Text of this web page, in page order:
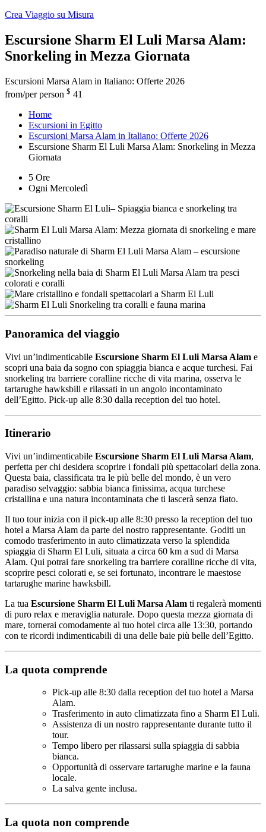
Crea Viaggio su Misura
Escursione Sharm El Luli Marsa Alam:
Snorkeling in Mezza Giornata
Escursioni Marsa Alam in Italiano: Offerte 2026
from/per person $ 41
Home
Escursioni in Egitto
Escursioni Marsa Alam in Italiano: Offerte 2026
Escursione Sharm El Luli Marsa Alam: Snorkeling in Mezza
Giornata
5 Ore
Ogni Mercoledì
Panoramica del viaggio
Vivi un’indimenticabile Escursione Sharm El Luli Marsa Alam e
scopri una baia da sogno con spiaggia bianca e acque turchesi. Fai
snorkeling tra barriere coralline ricche di vita marina, osserva le
tartarughe hawksbill e rilassati in un angolo incontaminato
dell’Egitto. Pick-up alle 8:30 dalla reception del tuo hotel.
Itinerario
Vivi un’indimenticabile Escursione Sharm El Luli Marsa Alam,
perfetta per chi desidera scoprire i fondali più spettacolari della zona.
Questa baia, classificata tra le più belle del mondo, è un vero
paradiso selvaggio: sabbia bianca finissima, acqua turchese
cristallina e una natura incontaminata che ti lascerà senza fiato.
Il tuo tour inizia con il pick-up alle 8:30 presso la reception del tuo
hotel a Marsa Alam da parte del nostro rappresentante. Goditi un
comodo trasferimento in auto climatizzata verso la splendida
spiaggia di Sharm El Luli, situata a circa 60 km a sud di Marsa
Alam. Qui potrai fare snorkeling tra barriere coralline ricche di vita,
scoprire pesci colorati e, se sei fortunato, incontrare le maestose
tartarughe marine hawksbill.
La tua Escursione Sharm El Luli Marsa Alam ti regalerà momenti
di puro relax e meraviglia naturale. Dopo questa mezza giornata di
mare, tornerai comodamente al tuo hotel circa alle 13:30, portando
con te ricordi indimenticabili di una delle baie più belle dell’Egitto.
La quota comprende
Pick-up alle 8:30 dalla reception del tuo hotel a Marsa
Alam.
Trasferimento in auto climatizzata fino a Sharm El Luli.
Assistenza di un nostro rappresentante durante tutto il
tour.
Tempo libero per rilassarsi sulla spiaggia di sabbia
bianca.
Opportunità di osservare tartarughe marine e la fauna
locale.
La salva gente inclusa.
La quota non comprende